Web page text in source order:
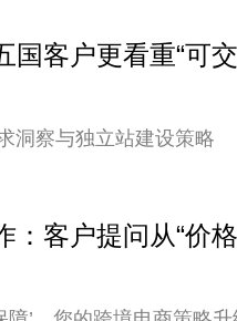
客户更看重“可
洞察与独立站建设策略
客户提问从“价格